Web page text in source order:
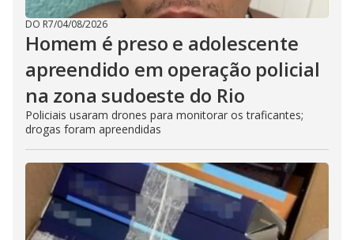
DO R7/04/08/2026
Homem é preso e adolescente
apreendido em operação policial
na zona sudoeste do Rio
Policiais usaram drones para monitorar os traficantes;
drogas foram apreendidas